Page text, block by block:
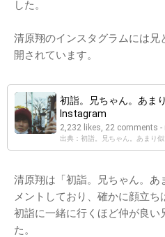
した。
清原翔のインスタグラムには兄
開されています。
初詣。兄ちゃん。あま
Instagram
2,232 likes, 22 comments
出典：初詣。兄ちゃん。あまり
清原翔は「初詣。兄ちゃん。あ
メントしており、確かに顔立ち
初詣に一緒に行くほど仲が良い
た。